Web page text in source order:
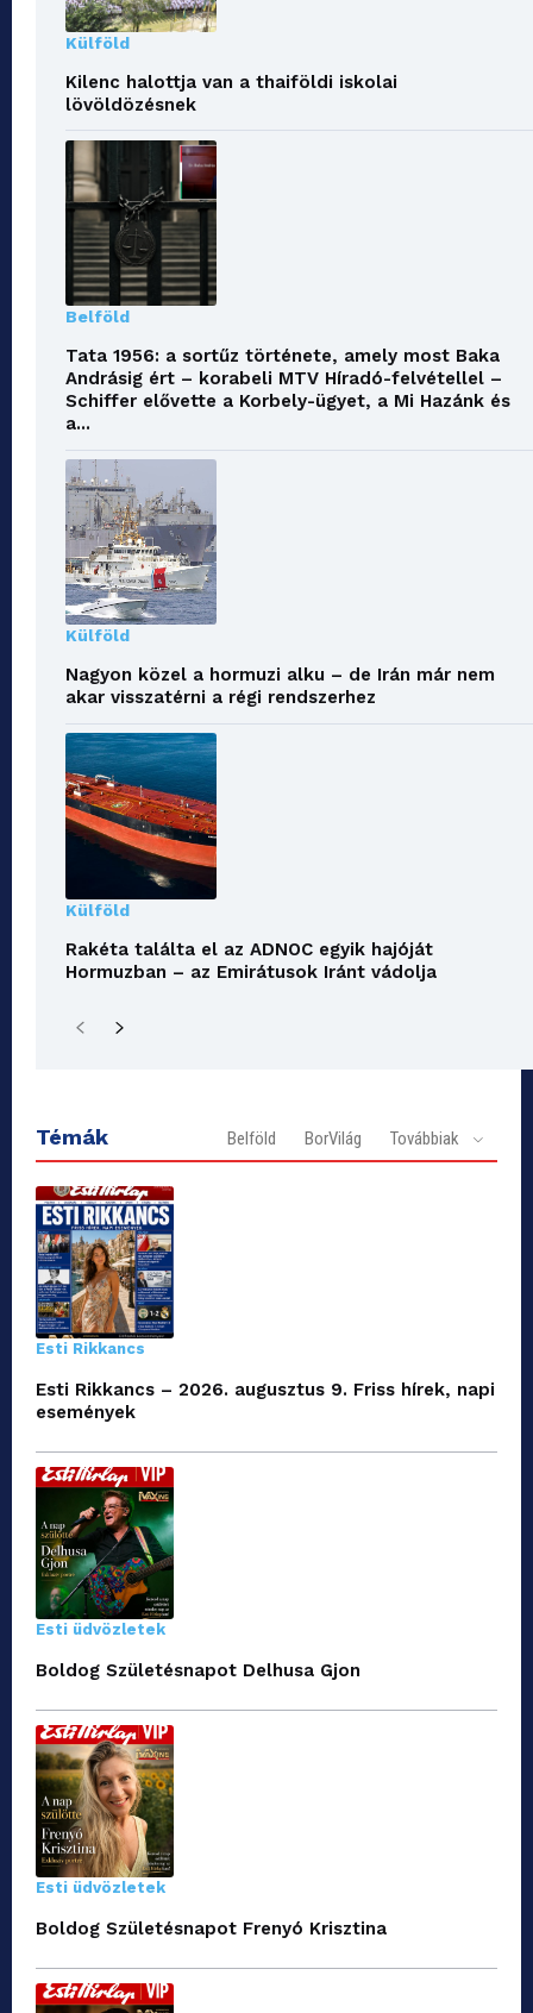
Külföld
Kilenc halottja van a thaiföldi iskolai
lövöldözésnek
Belföld
Tata 1956: a sortűz története, amely most Baka
Andrásig ért – korabeli MTV Híradó-felvétellel –
Schiffer elővette a Korbely-ügyet, a Mi Hazánk és
a...
Külföld
Nagyon közel a hormuzi alku – de Irán már nem
akar visszatérni a régi rendszerhez
Külföld
Rakéta találta el az ADNOC egyik hajóját
Hormuzban – az Emirátusok Iránt vádolja
Témák Belföld BorVilág Továbbiak
Esti Rikkancs
Esti Rikkancs – 2026. augusztus 9. Friss hírek, napi
események
Esti üdvözletek
Boldog Születésnapot Delhusa Gjon
Esti üdvözletek
Boldog Születésnapot Frenyó Krisztina